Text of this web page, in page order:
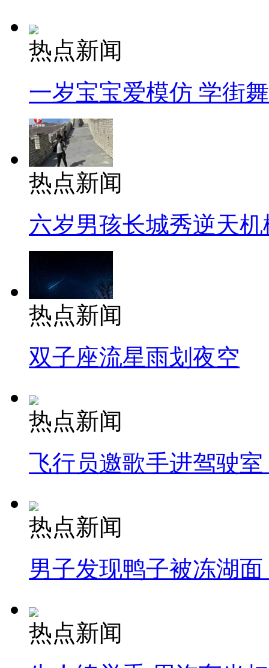
热点新闻
一岁宝宝爱模仿 学街
热点新闻
六岁男孩长城秀逆天机
热点新闻
双子座流星雨划夜空
热点新闻
飞行员邀歌手进驾驶
热点新闻
男子发现鸭子被冻湖
热点新闻